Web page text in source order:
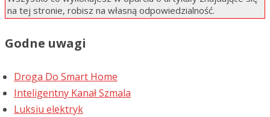
na tej stronie, robisz na własną odpowiedzialność.
Godne uwagi
Droga Do Smart Home
Inteligentny Kanał Szmala
Luksiu elektryk